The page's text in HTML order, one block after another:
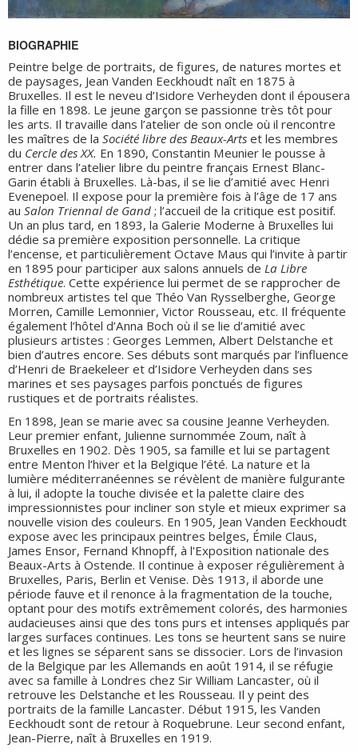
BIOGRAPHIE
Peintre belge de portraits, de figures, de natures mortes et
de paysages, Jean Vanden Eeckhoudt naît en 1875 à
Bruxelles. Il est le neveu d’Isidore Verheyden dont il épousera
la fille en 1898. Le jeune garçon se passionne très tôt pour
les arts. Il travaille dans l’atelier de son oncle où il rencontre
les maîtres de la Société libre des Beaux-Arts et les membres
du Cercle des XX. En 1890, Constantin Meunier le pousse à
entrer dans l’atelier libre du peintre français Ernest Blanc-
Garin établi à Bruxelles. Là-bas, il se lie d’amitié avec Henri
Evenepoel. Il expose pour la première fois à l’âge de 17 ans
au Salon Triennal de Gand ; l’accueil de la critique est positif.
Un an plus tard, en 1893, la Galerie Moderne à Bruxelles lui
dédie sa première exposition personnelle. La critique
l’encense, et particulièrement Octave Maus qui l’invite à partir
en 1895 pour participer aux salons annuels de La Libre
Esthétique. Cette expérience lui permet de se rapprocher de
nombreux artistes tel que Théo Van Rysselberghe, George
Morren, Camille Lemonnier, Victor Rousseau, etc. Il fréquente
également l’hôtel d’Anna Boch où il se lie d’amitié avec
plusieurs artistes : Georges Lemmen, Albert Delstanche et
bien d’autres encore. Ses débuts sont marqués par l’influence
d’Henri de Braekeleer et d’Isidore Verheyden dans ses
marines et ses paysages parfois ponctués de figures
rustiques et de portraits réalistes.
En 1898, Jean se marie avec sa cousine Jeanne Verheyden.
Leur premier enfant, Julienne surnommée Zoum, naît à
Bruxelles en 1902. Dès 1905, sa famille et lui se partagent
entre Menton l’hiver et la Belgique l’été. La nature et la
lumière méditerranéennes se révèlent de manière fulgurante
à lui, il adopte la touche divisée et la palette claire des
impressionnistes pour incliner son style et mieux exprimer sa
nouvelle vision des couleurs. En 1905, Jean Vanden Eeckhoudt
expose avec les principaux peintres belges, Émile Claus,
James Ensor, Fernand Khnopff, à l'Exposition nationale des
Beaux-Arts à Ostende. Il continue à exposer régulièrement à
Bruxelles, Paris, Berlin et Venise. Dès 1913, il aborde une
période fauve et il renonce à la fragmentation de la touche,
optant pour des motifs extrêmement colorés, des harmonies
audacieuses ainsi que des tons purs et intenses appliqués par
larges surfaces continues. Les tons se heurtent sans se nuire
et les lignes se séparent sans se dissocier. Lors de l’invasion
de la Belgique par les Allemands en août 1914, il se réfugie
avec sa famille à Londres chez Sir William Lancaster, où il
retrouve les Delstanche et les Rousseau. Il y peint des
portraits de la famille Lancaster. Début 1915, les Vanden
Eeckhoudt sont de retour à Roquebrune. Leur second enfant,
Jean-Pierre, naît à Bruxelles en 1919.